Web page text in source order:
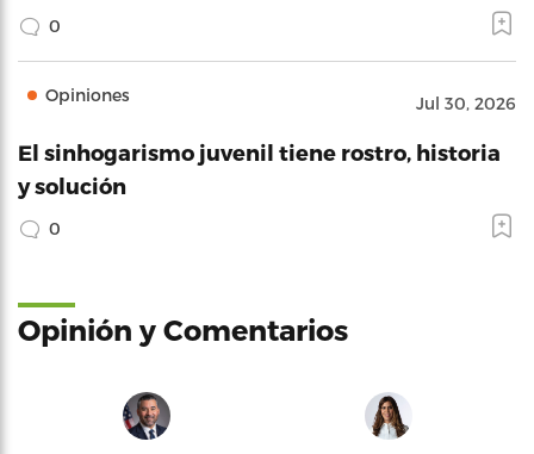
0
Opiniones Jul 30, 2026
El sinhogarismo juvenil tiene rostro, historia
y solución
0
Opinión y Comentarios